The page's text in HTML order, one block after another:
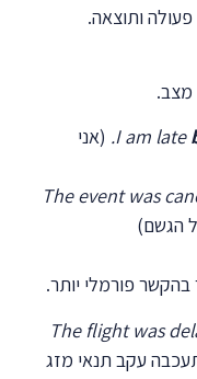
ותוצאה.
מצב.
I am late (אני
The event was
הגשם)
פורמלי יותר.
The flight was
עקב תנאי מזג